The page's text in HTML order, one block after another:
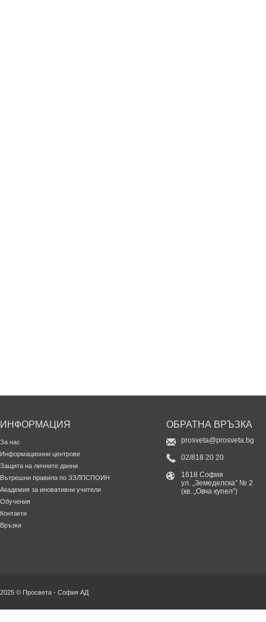
ИНФОРМАЦИЯ
За нас
Информационни центрове
Защита на личните данни
Вътрешни правила по ЗЗЛПСПОИН
Академия за иновативни учители
Обучения
Контакти
Връзки
ОБРАТНА ВРЪЗКА
prosveta@prosveta.bg
02/818 20 20
1618 София
ул. „Земеделска” № 2
(кв. „Овча купел”)
2025 © Просвета - София АД